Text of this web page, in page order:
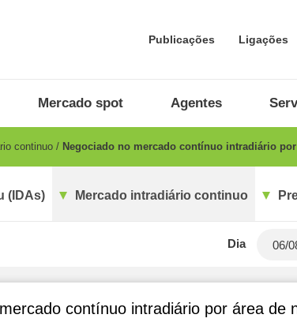
Publicações Ligações
Mercado spot Agentes
continuo Negociado no mercado contínuo intradiário
(IDAs) Mercado intradiário continuo
Dia
contínuo intradiário por área de